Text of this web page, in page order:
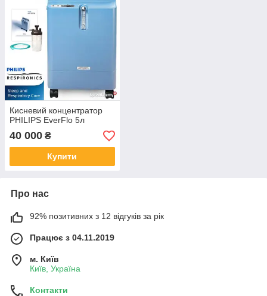
Кисневий концентратор
PHILIPS EverFlo 5л
40 000 ₴
Купити
Про нас
92% позитивних з 12 відгуків за рік
Працює з 04.11.2019
м. Київ
Київ, Україна
Контакти